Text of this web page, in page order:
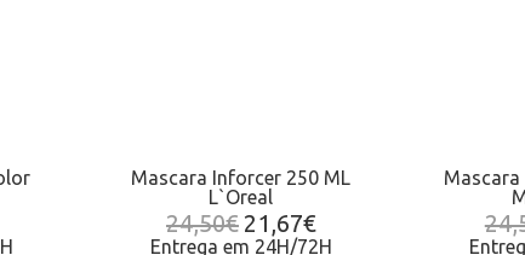
Mascara Inforcer 250 ML
L`Oreal
24,50€ 21,67€
Entrega em 24H/72H